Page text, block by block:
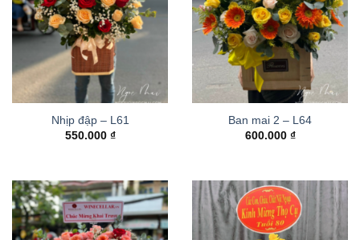
Nhịp đập – L61
550.000 ₫
Ban mai 2 – L64
600.000 ₫